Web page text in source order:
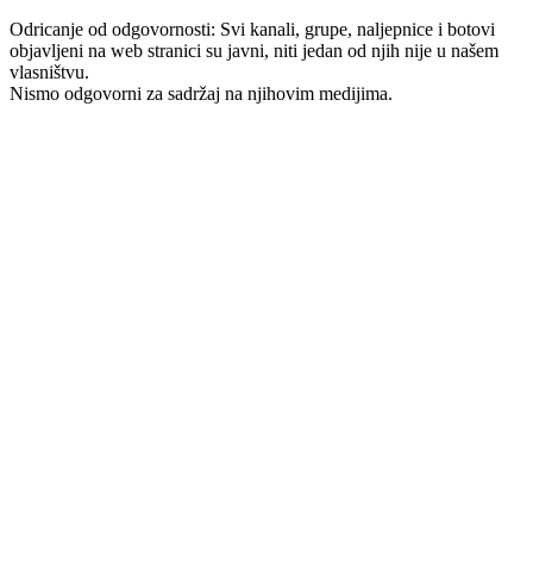
Odricanje od odgovornosti: Svi kanali, grupe, naljepnice i botovi
objavljeni na web stranici su javni, niti jedan od njih nije u našem
vlasništvu.
Nismo odgovorni za sadržaj na njihovim medijima.